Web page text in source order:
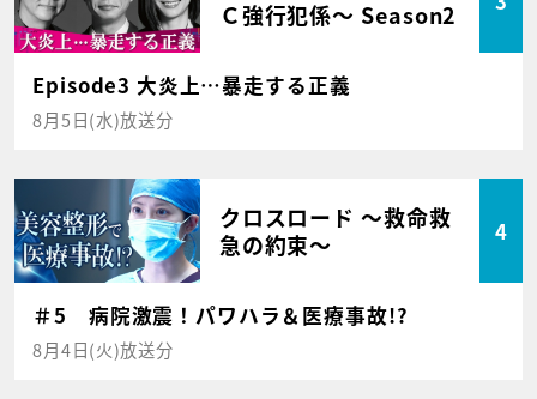
Ｃ強行犯係～ Season2
Episode3 大炎上…暴走する正義
8月5日(水)放送分
クロスロード ～救命救
急の約束～
4
＃5 病院激震！パワハラ＆医療事故!?
8月4日(火)放送分